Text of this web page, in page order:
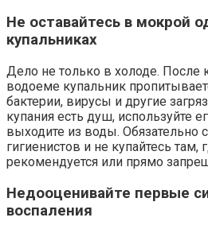
Не оставайтесь в мокрой
купальниках
Дело не только в холоде. После
водоеме купальник
бактерии, вирусы и другие
купания есть душ, используйте
выходите из воды. Обязательно
гигиенистов и не купайтесь там,
рекомендуется или прямо
Недооценивайте первые
воспаления